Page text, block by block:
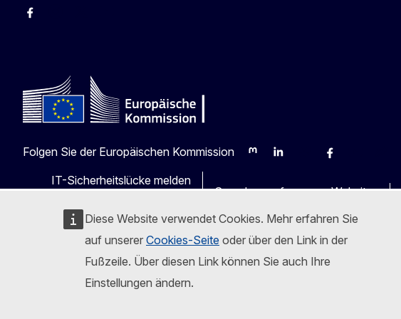
Diese Website verwendet Cookies. Mehr erfahren Sie
auf unserer Cookies-Seite oder über den Link in der
Fußzeile. Über diesen Link können Sie auch Ihre
Einstellungen ändern.
Facebook
Folgen Sie der Europäischen Kommission
MastodonLinkedInBlueskyFacebook
IT-Sicherheitslücke melden
Sprachen auf unseren Websites